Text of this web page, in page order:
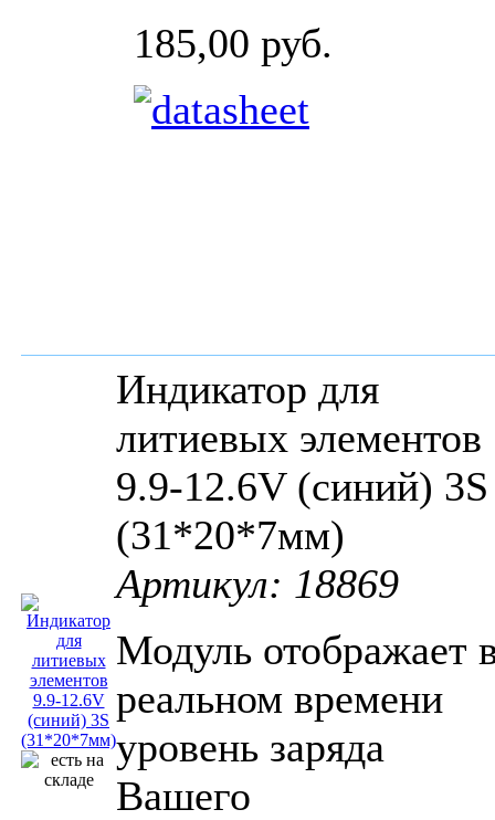
185,00 руб.
Индикатор для
литиевых элементов
9.9-12.6V (синий) 3S
(31*20*7мм)
Артикул: 18869
Модуль отображает
реальном времени
уровень заряда
Вашего